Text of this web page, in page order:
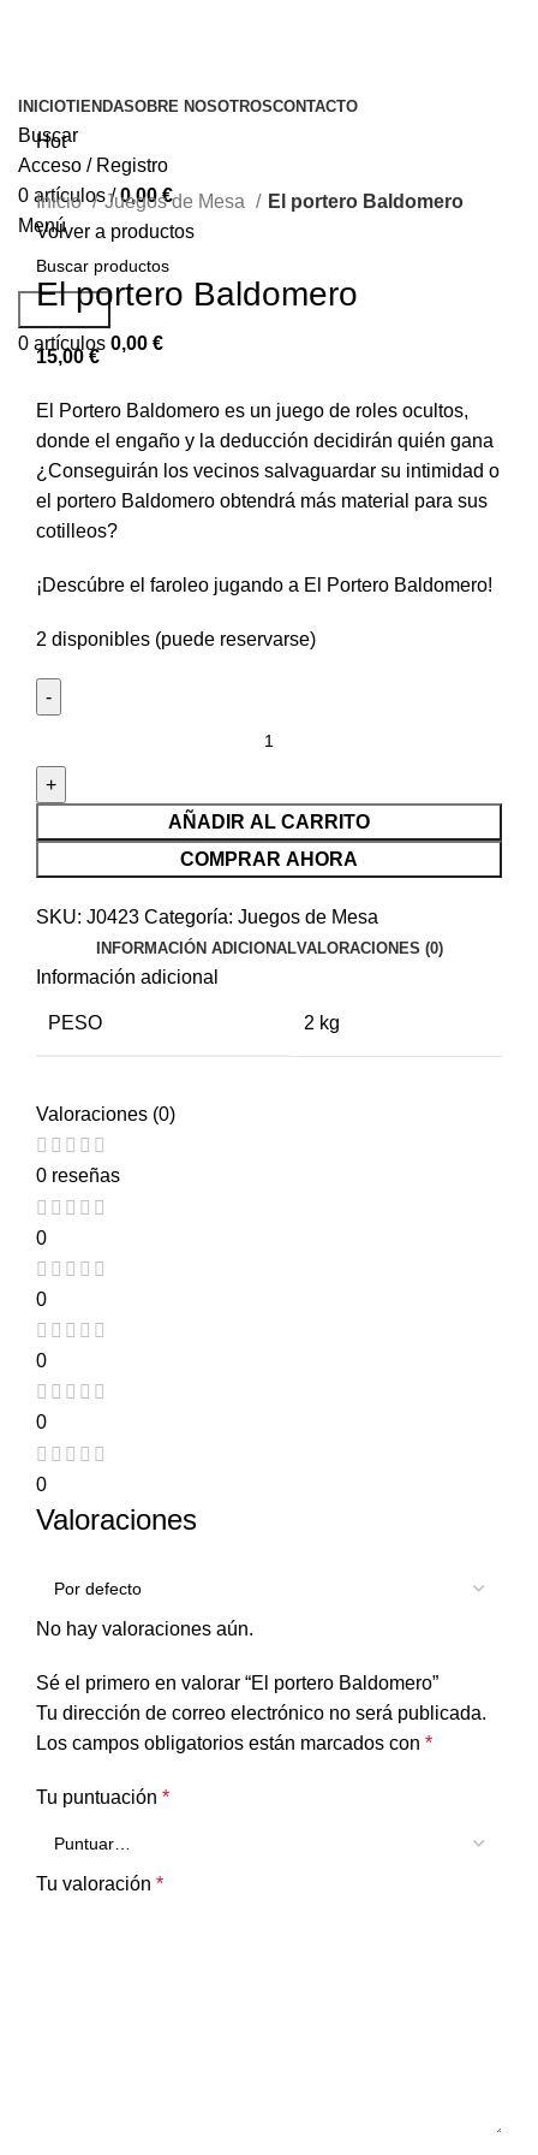
INICIOTIENDASOBRE NOSOTROSCONTACTO
Buscar
Acceso / Registro
0 artículos / 0,00€
Menú
Buscar...
0 artículos 0,00 €
Hot
Inicio Juegos de Mesa
El portero Baldomero
Volver a productos
El portero Baldomero
15,00€
El Portero Baldomero es un juego de roles ocultos,
donde el engaño y la deducción decidirán quién gana
¿Conseguirán los vecinos salvaguardar su intimidad o
el portero Baldomero obtendrá más material para sus
cotilleos?
¡Descúbre el faroleo jugando a El Portero Baldomero!
2 disponibles (puede reservarse)
AÑADIR AL CARRITO
COMPRAR AHORA
SKU: J0423 Categoría: Juegos de Mesa
INFORMACIÓN ADICIONALVALORACIONES (0)
Información adicional
PESO 2 kg
Valoraciones (0)
0 reseñas
0
0
0
0
0
Valoraciones
No hay valoraciones aún.
Sé el primero en valorar “El portero Baldomero”
Tu dirección de correo electrónico no será publicada.
Los campos obligatorios están marcados con *
Tu puntuación *
Tu valoración *